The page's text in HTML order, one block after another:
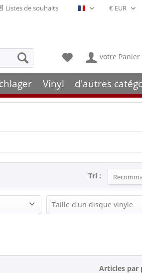
Listes de souhaits Français- FR
votre Panier
Vinyl d'autres
Tri :
Taille d'un disque vinyle
Articles par